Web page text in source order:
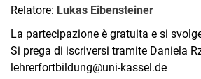
Relatore: Lukas Eibensteiner
La partecipazione è gratuita e si
Si prega di iscriversi tramite Daniela
lehrerfortbildung@uni-kassel.de